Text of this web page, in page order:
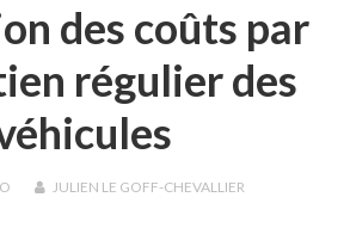
des coûts par
régulier des
JULIEN LE GOFF-CHEVALLIER